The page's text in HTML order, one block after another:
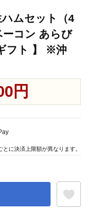
ムセット（4
ーコン あらび
フト 】 ※沖
円
とに決済上限額が異なります。